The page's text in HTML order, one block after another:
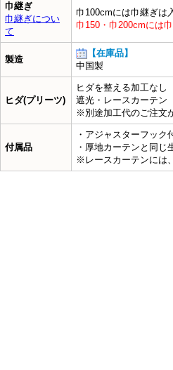
巾継ぎ
巾継ぎについ
て
巾100cmには巾継ぎは
巾150・巾200cmには
製造
【在庫品】
中国製
ヒダ(プリーツ)
ヒダを整える加工なし
遮光・レースカーテン
※別途加工代のご注文
付属品
・アジャスターフック
・厚地カーテンと同
※レースカーテンには